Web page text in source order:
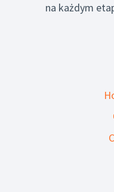
na każdym